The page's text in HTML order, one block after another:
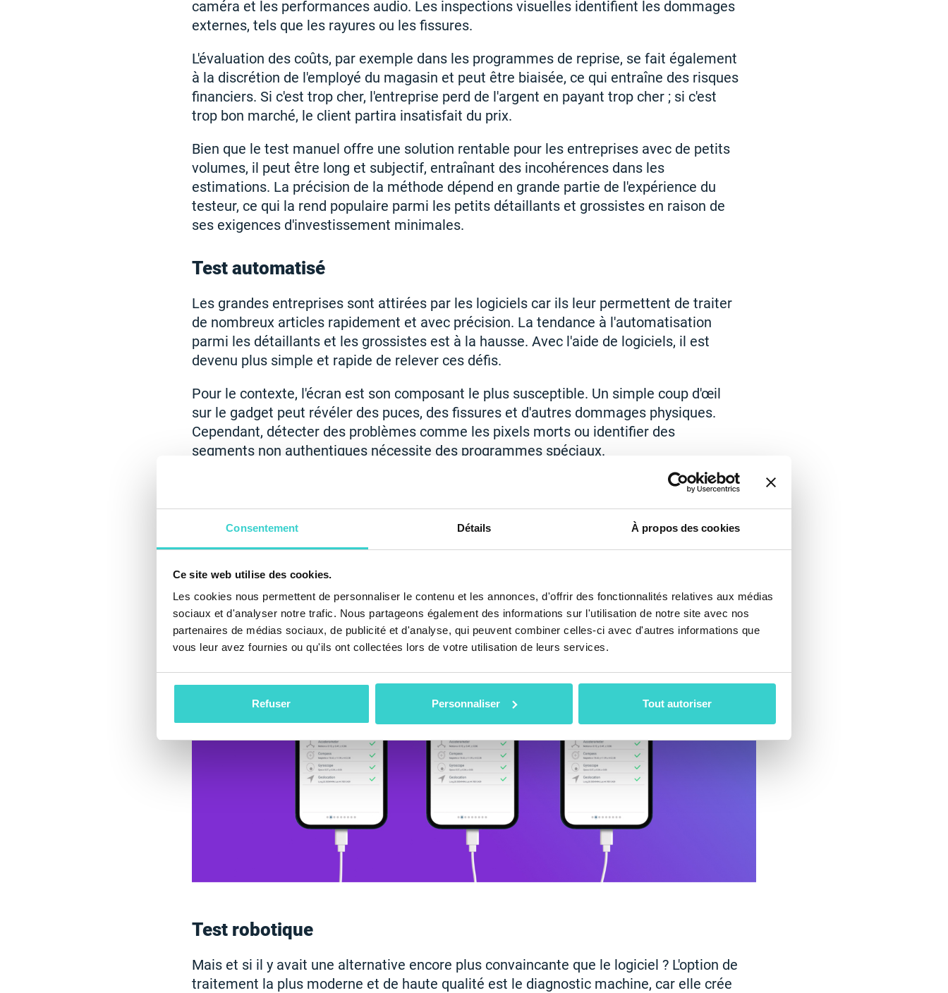
Consentement Détails À propos des cookies
Ce site web utilise des cookies.
Les cookies nous permettent de personnaliser le contenu et les annonces, d'offrir des fonctionnalités relatives aux médias
sociaux et d'analyser notre trafic. Nous partageons également des informations sur l'utilisation de notre site avec nos
partenaires de médias sociaux, de publicité et d'analyse, qui peuvent combiner celles-ci avec d'autres informations que
vous leur avez fournies ou qu'ils ont collectées lors de votre utilisation de leurs services.
Refuser Personnaliser Tout autoriser
caméra et les performances audio. Les inspections visuelles identifient les dommages
externes, tels que les rayures ou les fissures.
L'évaluation des coûts, par exemple dans les programmes de reprise, se fait également
à la discrétion de l'employé du magasin et peut être biaisée, ce qui entraîne des risques
financiers. Si c'est trop cher, l'entreprise perd de l'argent en payant trop cher ; si c'est
trop bon marché, le client partira insatisfait du prix.
Bien que le test manuel offre une solution rentable pour les entreprises avec de petits
volumes, il peut être long et subjectif, entraînant des incohérences dans les
estimations. La précision de la méthode dépend en grande partie de l'expérience du
testeur, ce qui la rend populaire parmi les petits détaillants et grossistes en raison de
ses exigences d'investissement minimales.
Test automatisé
Les grandes entreprises sont attirées par les logiciels car ils leur permettent de traiter
de nombreux articles rapidement et avec précision. La tendance à l'automatisation
parmi les détaillants et les grossistes est à la hausse. Avec l'aide de logiciels, il est
devenu plus simple et rapide de relever ces défis.
Pour le contexte, l'écran est son composant le plus susceptible. Un simple coup d'œil
sur le gadget peut révéler des puces, des fissures et d'autres dommages physiques.
Cependant, détecter des problèmes comme les pixels morts ou identifier des
segments non authentiques nécessite des programmes spéciaux.
Un autre point à considérer est l'absence d'un système de notation standardisé. Les
leur expérience. En revanche, le logiciel utilise un cadre cohérent sur toutes les
Test robotique
Mais et si il y avait une alternative encore plus convaincante que le logiciel ? L'option de
traitement la plus moderne et de haute qualité est le diagnostic machine, car elle crée